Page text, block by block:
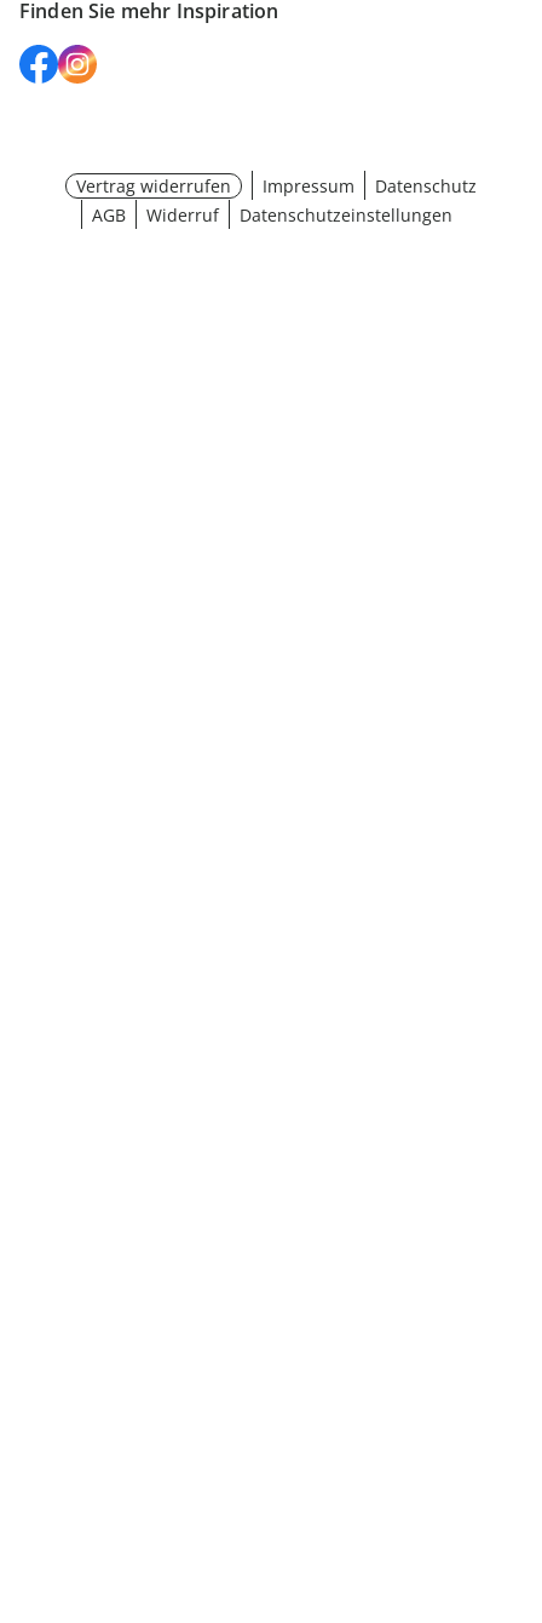
Finden Sie mehr Inspiration
Vertrag widerrufen Impressum
Datenschutz
AGB
Widerruf Datenschutzeinstellungen